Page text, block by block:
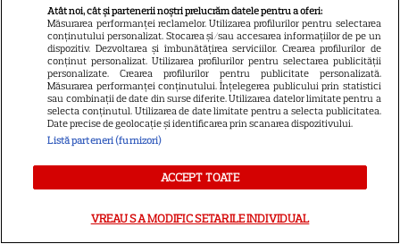
dacă te muți singur – ustensile
pe care trebuie să le ai în
bucătărie
ALTE ARTICOLE
Atât noi, cât și partenerii noștri prelucrăm datele pentru a oferi:
Măsurarea performanței reclamelor. Utilizarea profilurilor pentru selectarea
conținutului personalizat. Stocarea și/sau accesarea informațiilor de pe un
dispozitiv. Dezvoltarea și îmbunătățirea serviciilor. Crearea profilurilor de
conținut personalizat. Utilizarea profilurilor pentru selectarea publicității
personalizate. Crearea profilurilor pentru publicitate personalizată.
Măsurarea performanței conținutului. Înțelegerea publicului prin statistici
sau combinații de date din surse diferite. Utilizarea datelor limitate pentru a
selecta conținutul. Utilizarea de date limitate pentru a selecta publicitatea.
Date precise de geolocație și identificarea prin scanarea dispozitivului.
Listă parteneri (furnizori)
ACCEPT TOATE
VREAU SA MODIFIC SETARILE INDIVIDUAL